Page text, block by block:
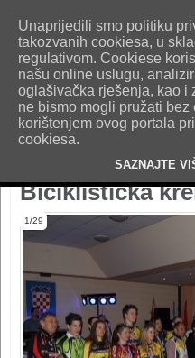
O nama Kontakt
Pošaljite nam vijest!
Biciklistička
1/29
Unaprijedili smo politiku
takozvanih cookiesa, u
regulativom. Cookiese
našu online uslugu,
oglašivačka rješenja, kao i
ne bismo mogli pružati
korištenjem ovog portala
cookiesa.
SAZNAJTE